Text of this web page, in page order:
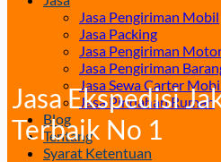
Jasa Pengiriman Mobil
Jasa Packing
Jasa Pengiriman
Jasa Pengiriman
Jasa Sewa Carter
Jasa Pindahan Rumah
Blog
Tentang
Syarat Ketentuan
Jasa Ekspedisi
Terbaik No 1